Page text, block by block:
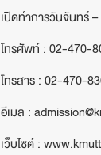
เปิดทำการวันจันทร์
โทรศัพท์ : 02-470-
โทรสาร : 02-470-
อีเมล :
เว็บไซต์ :